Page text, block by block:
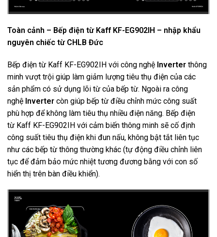
Toàn cảnh – Bếp điện từ Kaff KF-EG902IH – nhập khẩu
nguyên chiếc từ CHLB Đức
Bếp điện từ Kaff KF-EG902IH với công nghệ Inverter thông
minh vượt trội giúp làm giảm lượng tiêu thụ điện của các
sản phẩm có sử dụng lõi từ của bếp từ. Ngoài ra công
nghệ Inverter còn giúp bếp từ điều chỉnh mức công suất
phù hợp để không làm tiêu thụ nhiều điện năng. Bếp điện
từ Kaff KF-EG902IH với cảm biến thông minh sẽ cố định
công suất tiêu thụ điện khi đun nấu, không bật tắt liên tục
như các bếp từ thông thường khác (tự động điều chỉnh liên
tục để đảm bảo mức nhiệt tương đương bằng với con số
hiển thị trên bàn điều khiển).